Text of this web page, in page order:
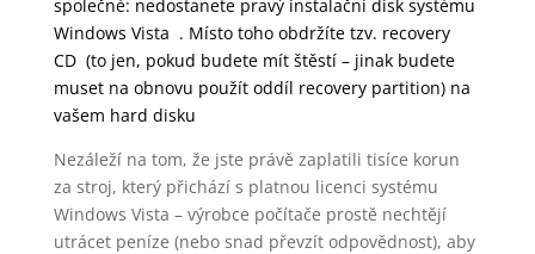
společné: nedostanete pravý instalační disk systému
Windows Vista . Místo toho obdržíte tzv. recovery
CD (to jen, pokud budete mít štěstí – jinak budete
muset na obnovu použít oddíl recovery partition) na
vašem hard disku
Nezáleží na tom, že jste právě zaplatili tisíce korun
za stroj, který přichází s platnou licenci systému
Windows Vista – výrobce počítače prostě nechtějí
utrácet peníze (nebo snad převzít odpovědnost), aby